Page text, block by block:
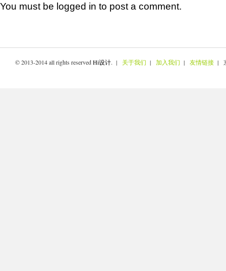
You must be logged in to post a comment.
© 2013-2014 all rights reservedHi设计. | 关于我们 | 加入我们 | 友情链接 |